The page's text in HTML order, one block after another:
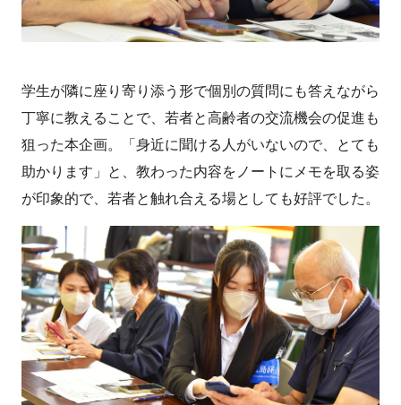
学生が隣に座り寄り添う形で個別の質問にも答えながら
丁寧に教えることで、若者と高齢者の交流機会の促進も
狙った本企画。「身近に聞ける人がいないので、とても
助かります」と、教わった内容をノートにメモを取る姿
が印象的で、若者と触れ合える場としても好評でした。